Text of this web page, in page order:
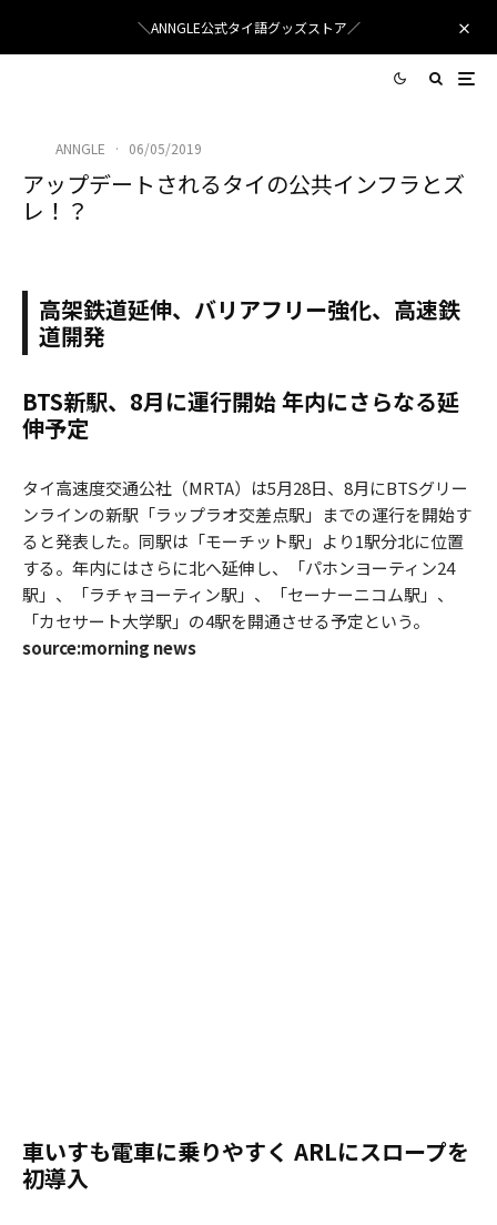
＼ANNGLE公式タイ語グッズストア／
ANNGLE · 06/05/2019
アップデートされるタイの公共インフラとズ
レ！？
高架鉄道延伸、バリアフリー強化、高速鉄
道開発
BTS新駅、8月に運行開始 年内にさらなる延
伸予定
タイ高速度交通公社（MRTA）は5月28日、8月にBTSグリー
ンラインの新駅「ラップラオ交差点駅」までの運行を開始す
ると発表した。同駅は「モーチット駅」より1駅分北に位置
する。年内にはさらに北へ延伸し、「パホンヨーティン24
駅」、「ラチャヨーティン駅」、「セーナーニコム駅」、
「カセサート大学駅」の4駅を開通させる予定という。
source:morning news
車いすも電車に乗りやすく ARLにスロープを
初導入